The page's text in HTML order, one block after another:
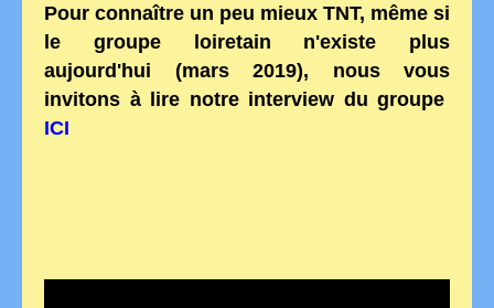
Pour connaître un peu mieux TNT, même si
le groupe loiretain n'existe plus
aujourd'hui (mars 2019), nous vous
invitons à lire notre interview du groupe
ICI